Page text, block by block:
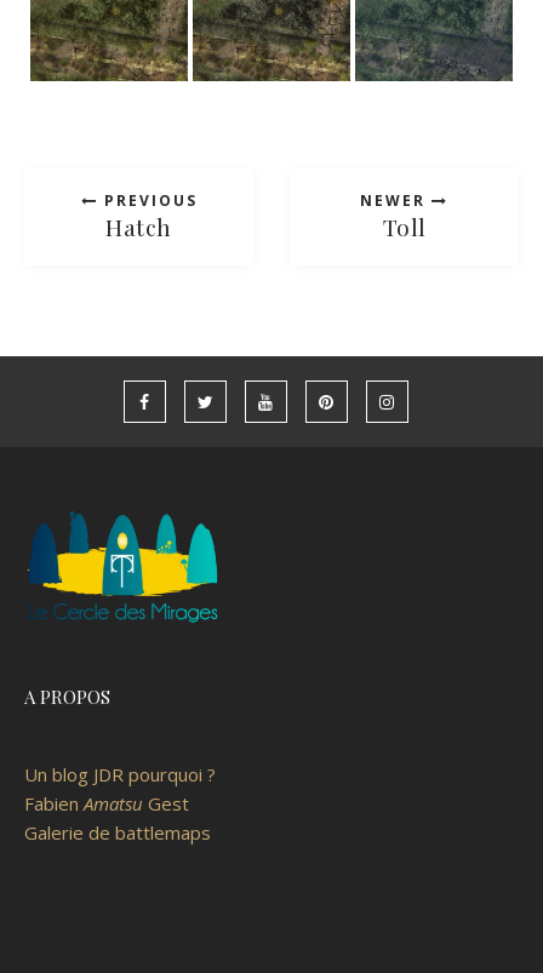
PREVIOUS
Hatch
NEWER
Toll
A PROPOS
Un blog JDR pourquoi ?
FabienAmatsu Gest
Galerie de battlemaps